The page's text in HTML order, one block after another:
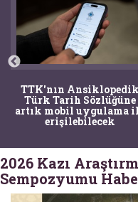
TTK'nın Ansiklopedik
Türk Tarih Sözlüğüne
artık mobil uygulama
erişilebilecek
2026 Kazı
Sempozyumu